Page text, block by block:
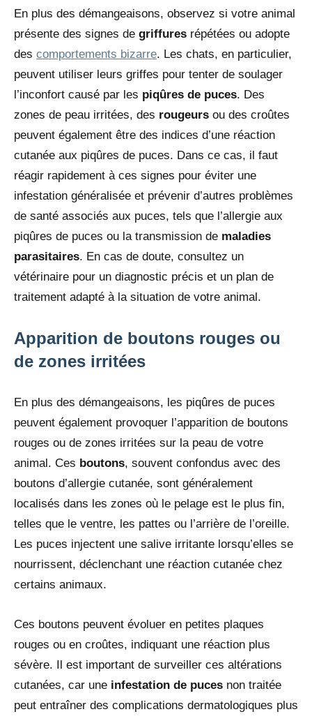
En plus des démangeaisons, observez si votre animal
présente des signes de griffures répétées ou adopte
des comportements bizarre. Les chats, en particulier,
peuvent utiliser leurs griffes pour tenter de soulager
l’inconfort causé par les piqûres de puces. Des
zones de peau irritées, des rougeurs ou des croûtes
peuvent également être des indices d’une réaction
cutanée aux piqûres de puces. Dans ce cas, il faut
réagir rapidement à ces signes pour éviter une
infestation généralisée et prévenir d’autres problèmes
de santé associés aux puces, tels que l’allergie aux
piqûres de puces ou la transmission de maladies
parasitaires. En cas de doute, consultez un
vétérinaire pour un diagnostic précis et un plan de
traitement adapté à la situation de votre animal.
Apparition de boutons rouges ou
de zones irritées
En plus des démangeaisons, les piqûres de puces
peuvent également provoquer l’apparition de boutons
rouges ou de zones irritées sur la peau de votre
animal. Ces boutons, souvent confondus avec des
boutons d’allergie cutanée, sont généralement
localisés dans les zones où le pelage est le plus fin,
telles que le ventre, les pattes ou l’arrière de l’oreille.
Les puces injectent une salive irritante lorsqu’elles se
nourrissent, déclenchant une réaction cutanée chez
certains animaux.
Ces boutons peuvent évoluer en petites plaques
rouges ou en croûtes, indiquant une réaction plus
sévère. Il est important de surveiller ces altérations
cutanées, car une infestation de puces non traitée
peut entraîner des complications dermatologiques plus